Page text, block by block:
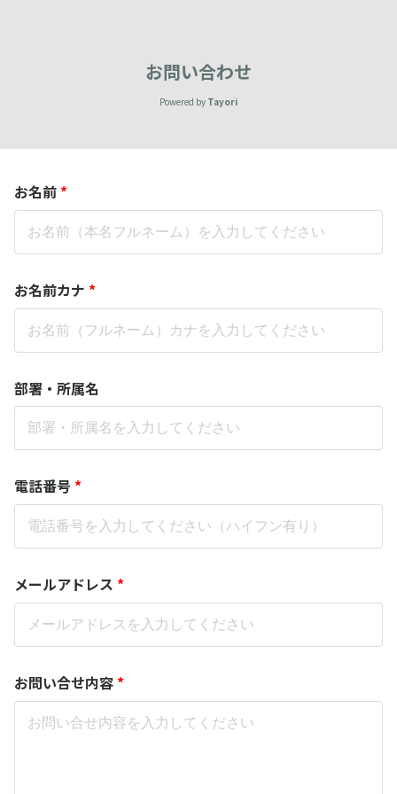
お問い合わせ
Powered by Tayori
お名前 *
お名前カナ *
部署・所属名
電話番号 *
メールアドレス *
お問い合せ内容 *